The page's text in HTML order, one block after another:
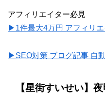
アフィリエイター必見
▶1件最大4万円 アフィリ
▶SEO対策 ブログ記事 自
【星街すいせい】